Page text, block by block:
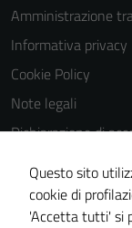
Amministrazione
Informativa privacy
Cookie Policy
Note legali
Dichiarazione di
Dichiarazione di
Whistleblowing
Piano di
Questo sito
cookie di
'Accetta tutti' si